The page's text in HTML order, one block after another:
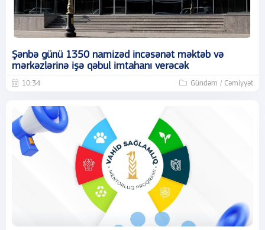
Şənbə günü 1350 namizəd incəsənət məktəb və
mərkəzlərinə işə qəbul imtahanı verəcək
10:34 Gündəm / Cəmiyyət